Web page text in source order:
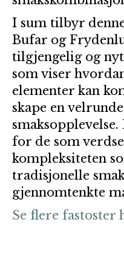
I sum tilbyr
Bufar og
tilgjengelig og
som viser
elementer kan
skape en
for de som
kompleksiteten
tradisjonelle
gjennomtenkte
Se flere fastoster